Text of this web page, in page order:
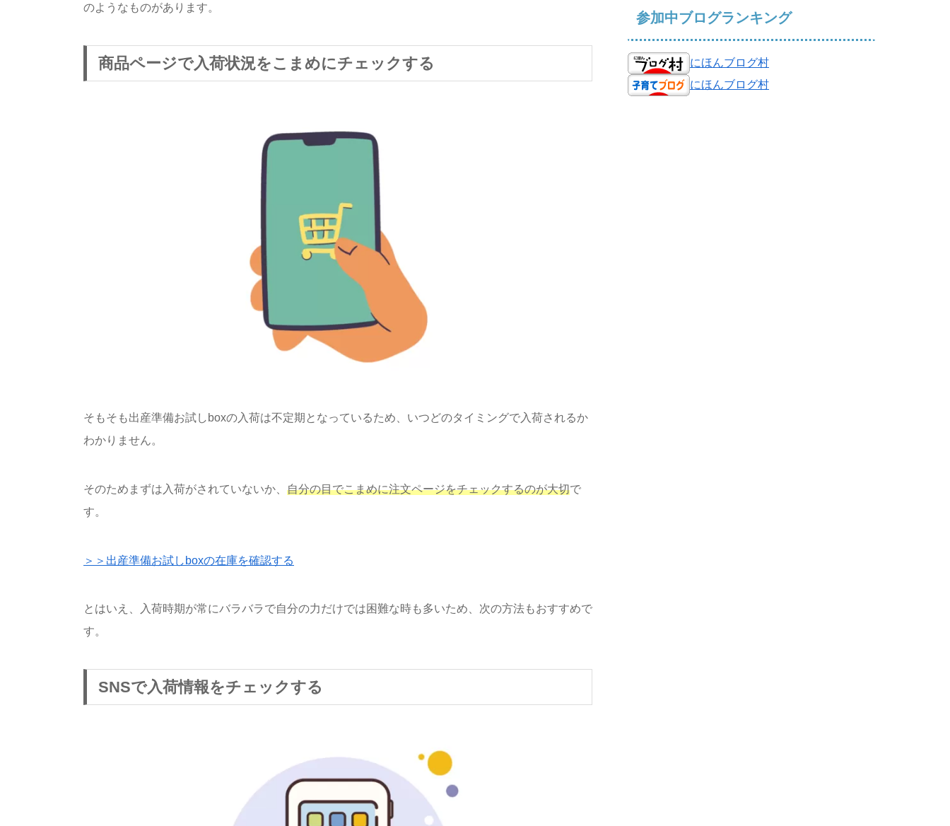
のようなものがあります。
商品ページで入荷状況をこまめにチェックする
そもそも出産準備お試しboxの入荷は不定期となっているため、いつどのタイミングで入荷されるか
わかりません。
そのためまずは入荷がされていないか、 自分の目でこまめに注文ページをチェックするのが大切で
す。
＞＞出産準備お試しboxの在庫を確認する
とはいえ、入荷時期が常にバラバラで自分の力だけでは困難な時も多いため、次の方法もおすすめで
す。
SNSで入荷情報をチェックする
参加中ブログランキング
にほんブログ村
にほんブログ村